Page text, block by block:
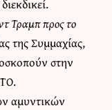
Τραμπ προς το
της Συμμαχίας,
στην
αμυντικών